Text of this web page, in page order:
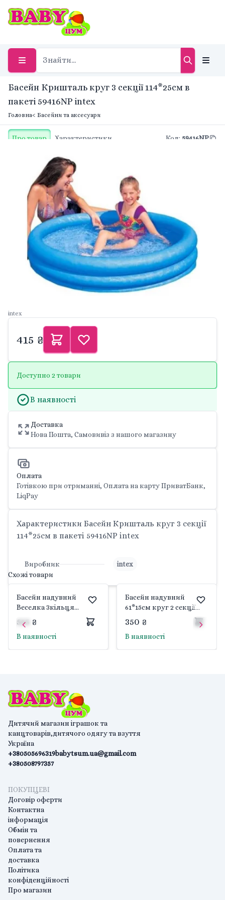
Басейн Кришталь круг 3 секції 114*25см в
пакеті 59416NP intex
Головна< Басейни та аксесуари
Про товар Характеристики Код: 59416NP
intex
415 ₴
Доступно 2 товари
В наявності
Доставка
Нова Пошта, Самовивіз з нашого магазину
Оплата
Готівкою при отриманні, Оплата на карту ПриватБанк,
LiqPay
Характеристики Басейн Кришталь круг 3 секції
114*25см в пакеті 59416NP intex
Виробник
intex
Схожі товари
Басейн надувний
Веселка 3кільця
114*25см 136л в коробці
57412 intex
515 ₴
В наявності
Басейн надувний
61*15см круг 2 секції
міні пакет 59409 intex
350 ₴
В наявності
Дитячий магазин іграшок та
канцтоварів,дитячого одягу та взуття
Україна
+380505696319
+380508797357
babytsum.ua@gmail.com
ПОКУПЦЕВІ
Договір оферти
Контактна
інформація
Обмін та
повернення
Оплата та
доставка
Політика
конфіденційності
Про магазин